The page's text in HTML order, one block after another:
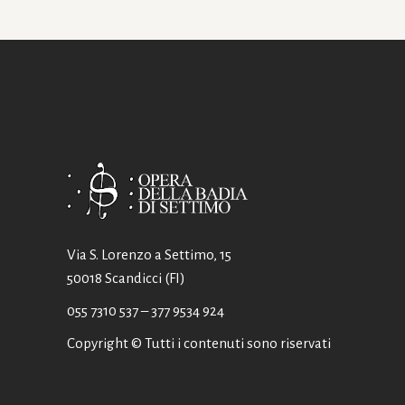
Via S. Lorenzo a Settimo, 15
50018 Scandicci (FI)
055 7310 537– 377 9534 924
Copyright © Tutti i contenuti sono riservati